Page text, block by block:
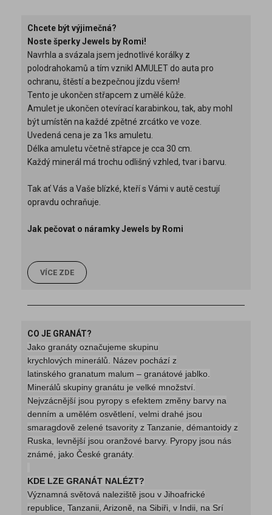
Chcete být výjimečná?
Noste šperky Jewels by Romi!
Navrhla a svázala jsem jednotlivé korálky z
polodrahokamů a tím vznikl AMULET do auta pro
ochranu, štěstí a bezpečnou jízdu všem!
Tento je ukončen střapcem z umělé kůže.
Amulet je ukončen otevírací karabinkou, tak, aby mohl
být umístěn na každé zpětné zrcátko ve voze.
Uvedená cena je za 1ks amuletu.
Délka amuletu včetně střapce je cca 30 cm.
Každý minerál má trochu odlišný vzhled, tvar i barvu.
Tak ať Vás a Vaše blízké, kteří s Vámi v autě cestují
opravdu ochraňuje.
Jak pečovat o náramky Jewels by Romi
VÍCE ZDE
CO JE GRANÁT?
Jako granáty označujeme skupinu
krychlových minerálů. Název pochází z
latinského granatum malum – granátové jablko.
Minerálů skupiny granátu je velké množství.
Nejvzácnější jsou pyropy s efektem změny barvy na
denním a umělém osvětlení, velmi drahé jsou
smaragdově zelené tsavority z Tanzanie, démantoidy z
Ruska, levnější jsou oranžové barvy. Pyropy jsou nás
známé, jako České granáty.
KDE LZE GRANÁT NALÉZT?
Významná světová naleziště jsou v Jihoafrické
republice, Tanzanii, Arizoně, na Sibiři, v Indii, na Srí